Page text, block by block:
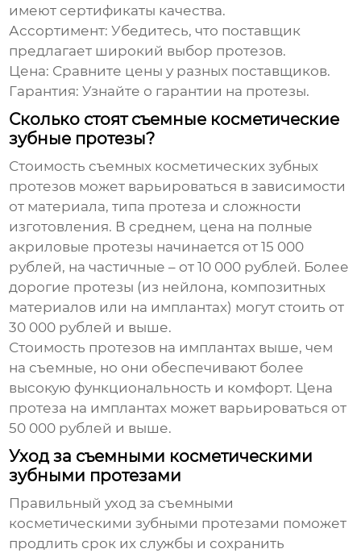
имеют сертификаты качества.
Ассортимент: Убедитесь, что поставщик
предлагает широкий выбор протезов.
Цена: Сравните цены у разных поставщиков.
Гарантия: Узнайте о гарантии на протезы.
Сколько стоят съемные косметические
зубные протезы?
Стоимость съемных косметических зубных
протезов может варьироваться в зависимости
от материала, типа протеза и сложности
изготовления. В среднем, цена на полные
акриловые протезы начинается от 15 000
рублей, на частичные – от 10 000 рублей. Более
дорогие протезы (из нейлона, композитных
материалов или на имплантах) могут стоить от
30 000 рублей и выше.
Стоимость протезов на имплантах выше, чем
на съемные, но они обеспечивают более
высокую функциональность и комфорт. Цена
протеза на имплантах может варьироваться от
50 000 рублей и выше.
Уход за съемными косметическими
зубными протезами
Правильный уход за съемными
косметическими зубными протезами поможет
продлить срок их службы и сохранить